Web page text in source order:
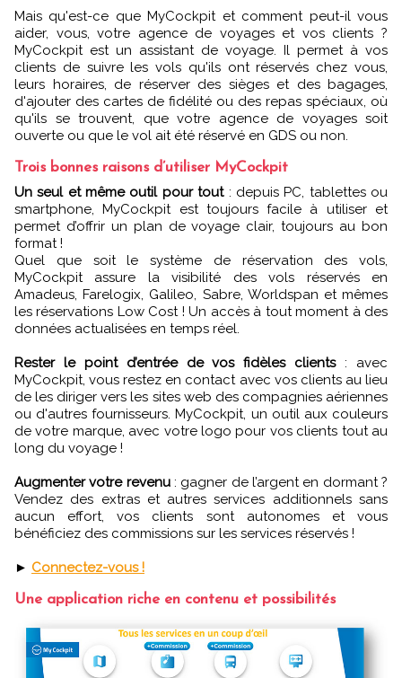
Mais qu'est-ce que MyCockpit et comment peut-il vous
aider, vous, votre agence de voyages et vos clients ?
MyCockpit est un assistant de voyage. Il permet à vos
clients de suivre les vols qu'ils ont réservés chez vous,
leurs horaires, de réserver des sièges et des bagages,
d'ajouter des cartes de fidélité ou des repas spéciaux, où
qu'ils se trouvent, que votre agence de voyages soit
ouverte ou que le vol ait été réservé en GDS ou non.
Trois bonnes raisons d’utiliser MyCockpit
Un seul et même outil pour tout: depuis PC, tablettes ou
smartphone, MyCockpit est toujours facile à utiliser et
permet d’offrir un plan de voyage clair, toujours au bon
format !
Quel que soit le système de réservation des vols,
MyCockpit assure la visibilité des vols réservés en
Amadeus, Farelogix, Galileo, Sabre, Worldspan et mêmes
les réservations Low Cost ! Un accès à tout moment à des
données actualisées en temps réel.
Rester le point d’entrée de vos fidèles clients: avec
MyCockpit, vous restez en contact avec vos clients au lieu
de les diriger vers les sites web des compagnies aériennes
ou d'autres fournisseurs. MyCockpit, un outil aux couleurs
de votre marque, avec votre logo pour vos clients tout au
long du voyage !
Augmenter votre revenu: gagner de l’argent en dormant ?
Vendez des extras et autres services additionnels sans
aucun effort, vos clients sont autonomes et vous
bénéficiez des commissions sur les services réservés !
► Connectez-vous !
Une application riche en contenu et possibilités